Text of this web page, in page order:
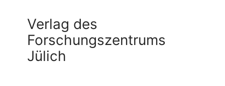
Verlag des
Forschungszentrums
Jülich